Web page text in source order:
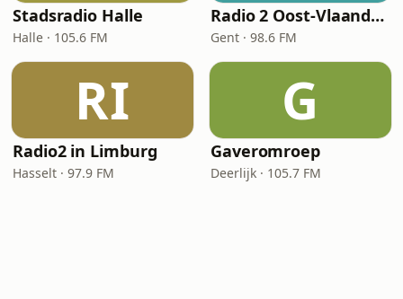
Stadsradio Halle
Halle · 105.6 FM
Radio 2 Oost-Vlaanderen
Gent · 98.6 FM
RI
Radio2 in Limburg
Hasselt · 97.9 FM
G
Gaveromroep
Deerlijk · 105.7 FM